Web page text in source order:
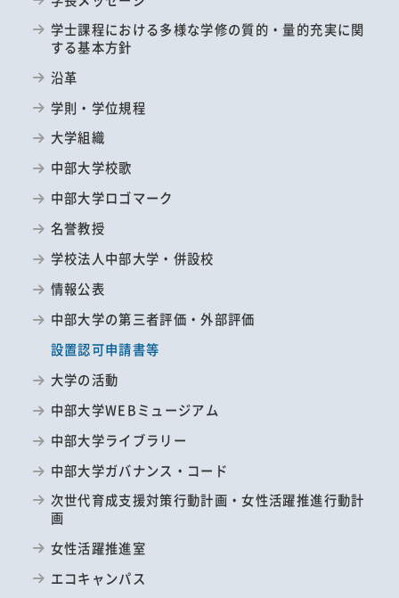
学士課程における多様な学修の質的・量的充実に関
する基本方針
沿革
学則・学位規程
大学組織
中部大学校歌
中部大学ロゴマーク
名誉教授
学校法人中部大学・併設校
情報公表
中部大学の第三者評価・外部評価
設置認可申請書等
大学の活動
中部大学WEBミュージアム
中部大学ライブラリー
中部大学ガバナンス・コード
次世代育成支援対策行動計画・女性活躍推進行動計
画
女性活躍推進室
エコキャンパス